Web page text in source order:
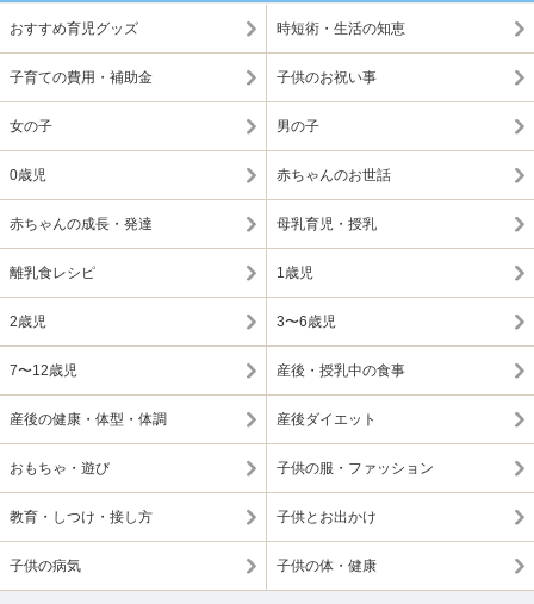
おすすめ育児グッズ 時短術・生活の知恵
子育ての費用・補助金 子供のお祝い事
女の子 男の子
0歳児 赤ちゃんのお世話
赤ちゃんの成長・発達 母乳育児・授乳
離乳食レシピ 1歳児
2歳児 3〜6歳児
7〜12歳児 産後・授乳中の食事
産後の健康・体型・体調 産後ダイエット
おもちゃ・遊び 子供の服・ファッション
教育・しつけ・接し方 子供とお出かけ
子供の病気 子供の体・健康